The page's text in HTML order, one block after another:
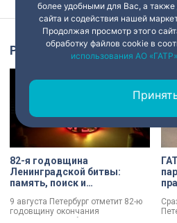
Репортаж
82-я годовщина
Ленинградской битвы:
память, поиск и
9 августа Петербург отметит 82-ю
годовщину окончания
Ленинградской битвы. Это День
более удобными для Вас, а также
сайта и содействия нашей
Продолжая просмотр этого
обработку файлов cookie в
использования АО